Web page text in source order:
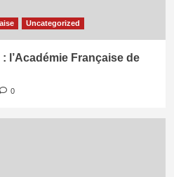
Uncategorized
l’Académie Française de
0